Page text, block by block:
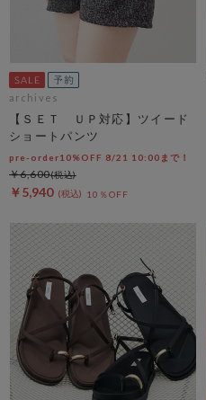
archives
【ＳＥＴ ＵＰ対応】ツイード
ショートパンツ
pre-order10%OFF 8/21 10:00まで！
￥5,940 10％OFF
￥6,600